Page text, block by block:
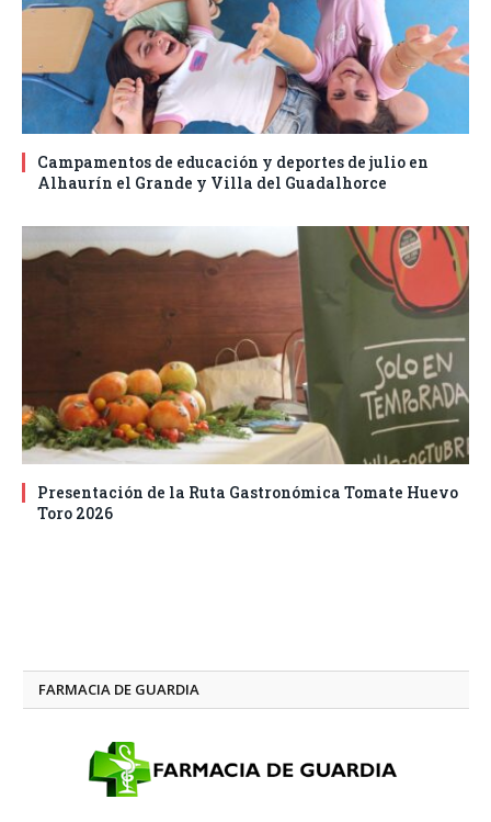
Campamentos de educación y deportes de julio en
Alhaurín el Grande y Villa del Guadalhorce
Presentación de la Ruta Gastronómica Tomate Huevo
Toro 2026
FARMACIA DE GUARDIA